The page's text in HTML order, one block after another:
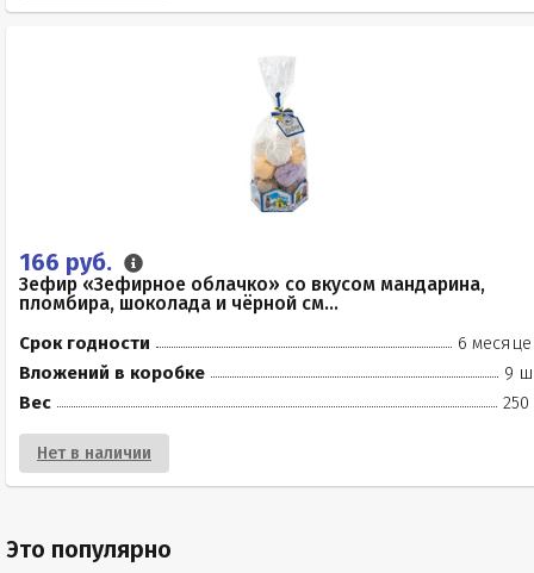
166 руб.
Зефир «Зефирное облачко» со вкусом мандарина,
пломбира, шоколада и чёрной см...
Срок годности
6
Вложений в коробке
9
Вес
250
Нет в наличии
Это популярно